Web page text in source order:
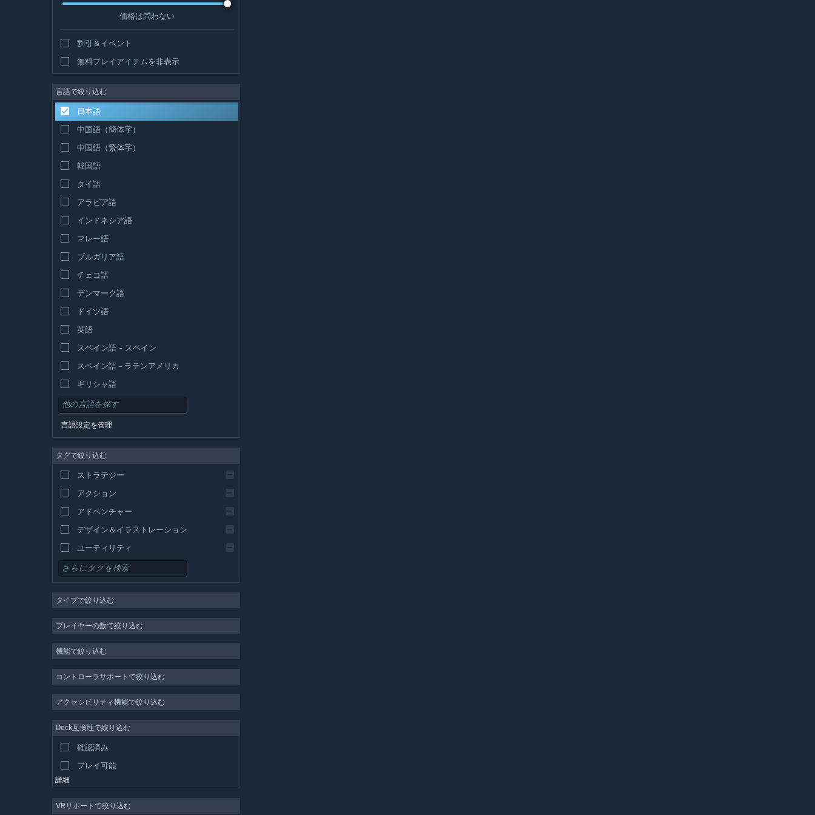
価格は問わない
割引＆イベント
無料プレイアイテムを非表示
言語で絞り込む
日本語
中国語（簡体字）
中国語（繁体字）
韓国語
タイ語
アラビア語
インドネシア語
マレー語
ブルガリア語
チェコ語
デンマーク語
ドイツ語
英語
スペイン語 - スペイン
スペイン語－ラテンアメリカ
ギリシャ語
言語設定を管理
タグで絞り込む
ストラテジー
アクション
アドベンチャー
デザイン＆イラストレーション
ユーティリティ
無料プレイ
MMO
インディー
カジュアル
シミュレーション
動画制作
写真編集
タイプで絞り込む
プレイヤーの数で絞り込む
機能で絞り込む
コントローラサポートで絞り込む
アクセシビリティ機能で絞り込む
Deck互換性で絞り込む
確認済み
プレイ可能
詳細
VRサポートで絞り込む